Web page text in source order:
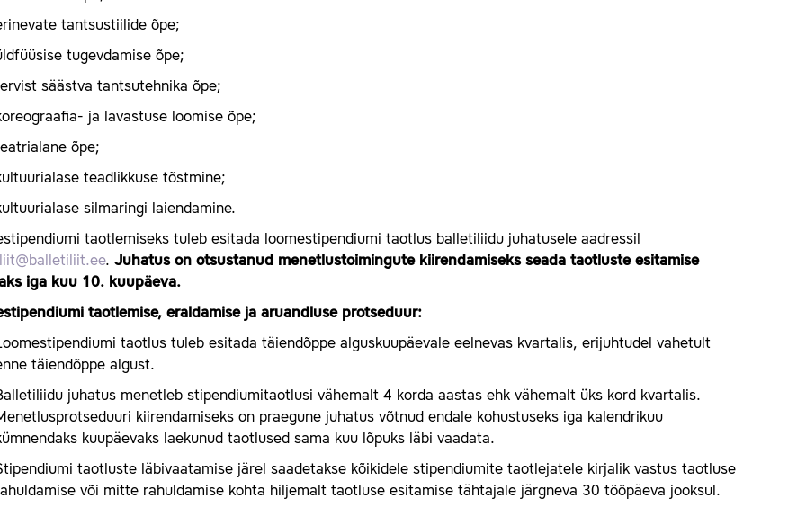
tantsustiilide õpe;
tugevdamise õpe;
säästva tantsutehnika õpe;
ja lavastuse loomise õpe;
õpe;
teadlikkuse tõstmine;
silmaringi laiendamine.
taotlemiseks tuleb esitada loomestipendiumi taotlus balletiliidu juhatusele aadressil
. Juhatus on otsustanud menetlustoimingute kiirendamiseks seada taotluste esitamise
iga kuu 10. kuupäeva.
taotlemise, eraldamise ja aruandluse protseduur:
taotlus tuleb esitada täiendõppe alguskuupäevale eelnevas kvartalis, erijuhtudel vahetult
täiendõppe algust.
juhatus menetleb stipendiumitaotlusi vähemalt 4 korda aastas ehk vähemalt üks kord kvartalis.
kiirendamiseks on praegune juhatus võtnud endale kohustuseks iga kalendrikuu
kuupäevaks laekunud taotlused sama kuu lõpuks läbi vaadata.
taotluste läbivaatamise järel saadetakse kõikidele stipendiumite taotlejatele kirjalik vastus taotluse
või mitte rahuldamise kohta hiljemalt taotluse esitamise tähtajale järgneva 30 tööpäeva jooksul.